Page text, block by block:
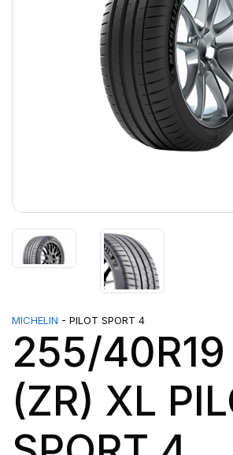
MICHELIN - PILOT SPORT 4
255/
(ZR) XL